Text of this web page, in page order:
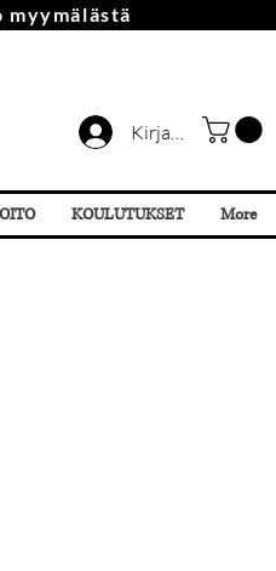
Kirjaudu
myymälästä
KOULUTUKSET More